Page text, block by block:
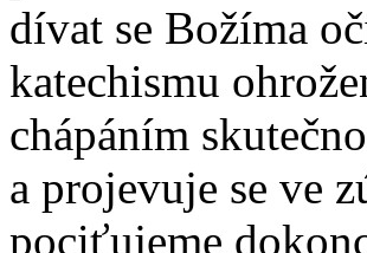
dívat se Božíma
katechismu
chápáním
a projevuje se ve
pociťujeme